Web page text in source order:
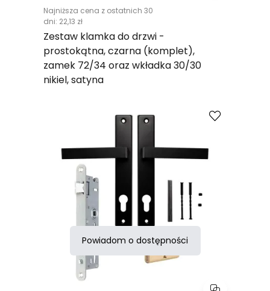
Najniższa cena z ostatnich 30
dni: 22,13 zł
Zestaw klamka do drzwi -
prostokątna, czarna (komplet),
zamek 72/34 oraz wkładka 30/30
nikiel, satyna
Powiadom o dostępności